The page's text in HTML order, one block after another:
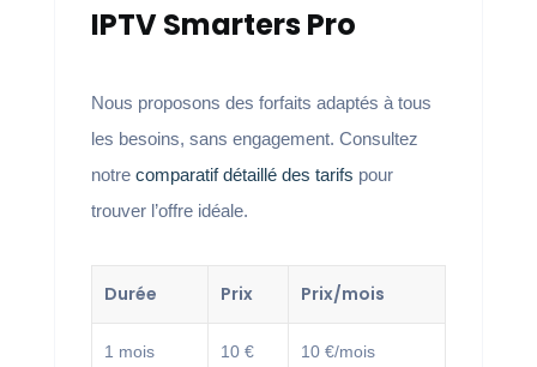
IPTV Smarters Pro
Nous proposons des forfaits adaptés à tous
les besoins, sans engagement. Consultez
notre comparatif détaillé des tarifs pour
trouver l’offre idéale.
Durée Prix Prix/mois
1 mois 10 € 10 €/mois